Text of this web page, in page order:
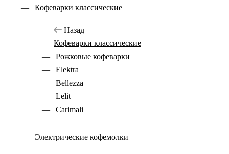
Кофеварки классические
Назад
Кофеварки классические
Рожковые кофеварки
Elektra
Bellezza
Lelit
Carimali
Электрические кофемолки